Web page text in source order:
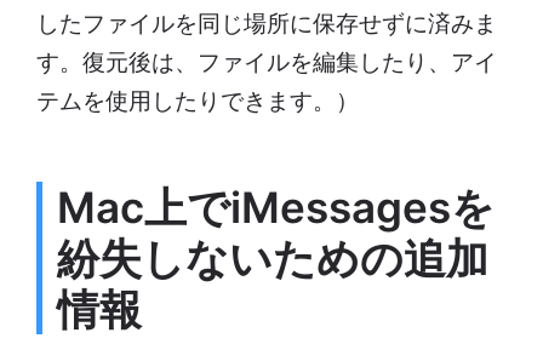
したファイルを同じ場所に保存せずに済みま
す。復元後は、ファイルを編集したり、アイ
テムを使用したりできます。）
Mac上でiMessagesを
紛失しないための追加
情報